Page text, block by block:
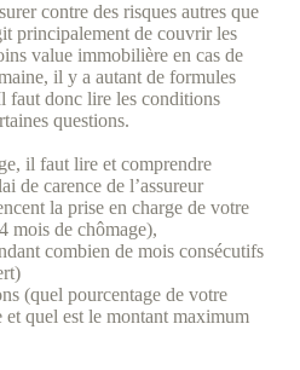
contre des risques autres que
principalement de couvrir les
value immobilière en cas de
il y a autant de formules
faut donc lire les conditions
questions.
il faut lire et comprendre
de carence de l’assureur
la prise en charge de votre
mois de chômage),
combien de mois consécutifs
(quel pourcentage de votre
et quel est le montant maximum